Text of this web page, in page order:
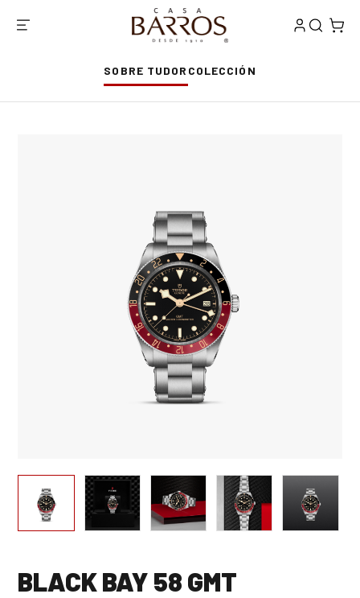
SOBRE TUDOR COLECCIÓN
BLACK BAY 58 GMT